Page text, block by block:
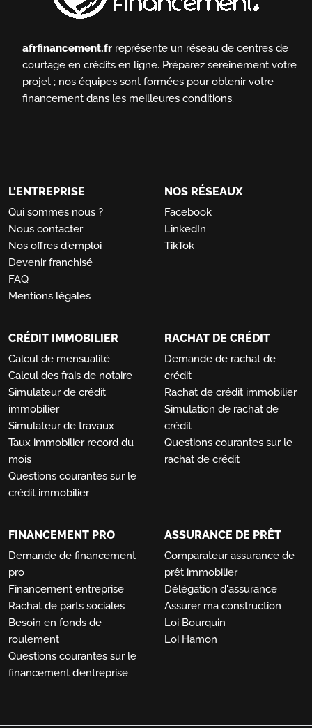
afrfinancement.fr représente un réseau de centres de
courtage en crédits en ligne. Préparez sereinement votre
projet ; nos équipes sont formées pour obtenir votre
financement dans les meilleures conditions.
L'ENTREPRISE
Qui sommes nous ?
Nous contacter
Nos offres d'emploi
Devenir franchisé
FAQ
Mentions légales
NOS RÉSEAUX
Facebook
LinkedIn
TikTok
CRÉDIT IMMOBILIER
Calcul de mensualité
Calcul des frais de notaire
Simulateur de crédit
immobilier
Simulateur de travaux
Taux immobilier record du
mois
Questions courantes sur le
crédit immobilier
RACHAT DE CRÉDIT
Demande de rachat de
crédit
Rachat de crédit immobilier
Simulation de rachat de
crédit
Questions courantes sur le
rachat de crédit
FINANCEMENT PRO
Demande de financement
pro
Financement entreprise
Rachat de parts sociales
Besoin en fonds de
roulement
Questions courantes sur le
financement d’entreprise
ASSURANCE DE PRÊT
Comparateur assurance de
prêt immobilier
Délégation d'assurance
Assurer ma construction
Loi Bourquin
Loi Hamon